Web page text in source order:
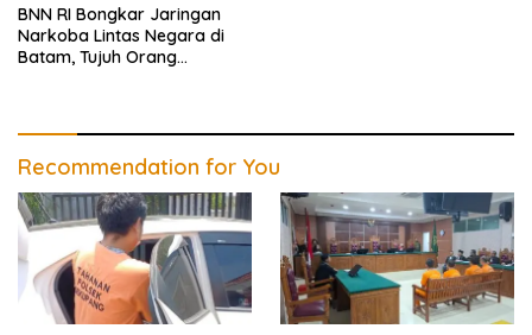
BNN RI Bongkar Jaringan
Narkoba Lintas Negara di
Batam, Tujuh Orang
Recommendation for You